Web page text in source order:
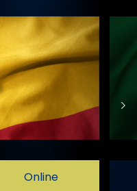
Online